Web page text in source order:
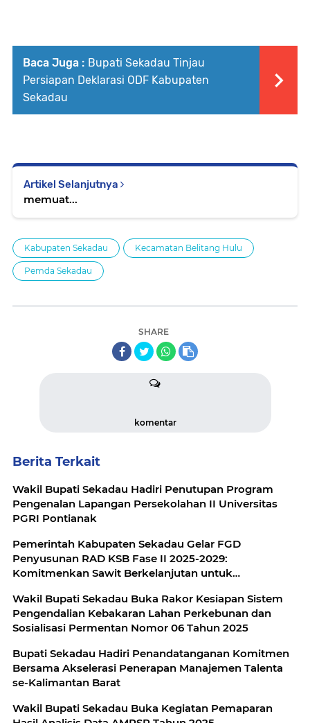
Baca Juga : Bupati Sekadau Tinjau
Persiapan Deklarasi ODF Kabupaten
Sekadau
Artikel Selanjutnya
memuat...
Kabupaten Sekadau Kecamatan Belitang Hulu
Pemda Sekadau
SHARE
komentar
Berita Terkait
Wakil Bupati Sekadau Hadiri Penutupan Program
Pengenalan Lapangan Persekolahan II Universitas
PGRI Pontianak
Pemerintah Kabupaten Sekadau Gelar FGD
Penyusunan RAD KSB Fase II 2025-2029:
Komitmenkan Sawit Berkelanjutan untuk
Wakil Bupati Sekadau Buka Rakor Kesiapan Sistem
Pengendalian Kebakaran Lahan Perkebunan dan
Sosialisasi Permentan Nomor 06 Tahun 2025
Bupati Sekadau Hadiri Penandatanganan Komitmen
Bersama Akselerasi Penerapan Manajemen Talenta
se-Kalimantan Barat
Wakil Bupati Sekadau Buka Kegiatan Pemaparan